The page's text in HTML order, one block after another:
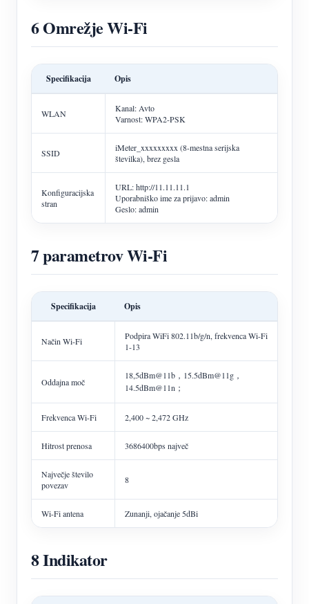
6 Omrežje Wi-Fi
Specifikacija Opis
WLAN
Kanal: Avto
Varnost: WPA2-PSK
SSID
iMeter_xxxxxxxxx (8-mestna serijska
številka), brez gesla
Konfiguracijska
stran
URL: http://11.11.11.1
Uporabniško ime za prijavo: admin
Geslo: admin
7 parametrov Wi-Fi
Specifikacija Opis
Način Wi-Fi
Podpira WiFi 802.11b/g/n, frekvenca Wi-Fi
1-13
Oddajna moč
18,5dBm@11b，15.5dBm@11g，
14.5dBm@11n；
Frekvenca Wi-Fi 2,400 ~ 2,472 GHz
Hitrost prenosa 3686400bps največ
Največje število
povezav
8
Wi-Fi antena Zunanji, ojačanje 5dBi
8 Indikator